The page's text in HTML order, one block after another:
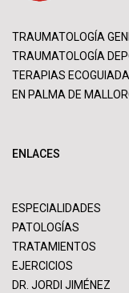
TRAUMATOLOGÍA
TRAUMATOLOGÍA
TERAPIAS
EN PALMA DE
ENLACES
ESPECIALIDADES
PATOLOGÍAS
TRATAMIENTOS
EJERCICIOS
DR. JORDI JIMÉNEZ